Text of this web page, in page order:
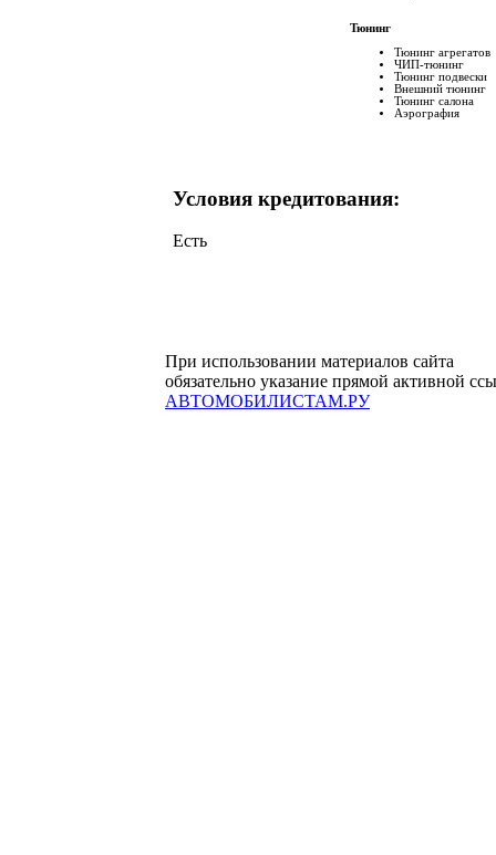
Тюнинг
Тюнинг агрегатов
ЧИП-тюнинг
Тюнинг подвески
Внешний тюнинг
Тюнинг салона
Аэрография
Условия кредитования:
Есть
При использовании материалов сайта
обязательно указание прямой активной
АВТОМОБИЛИСТАМ.РУ